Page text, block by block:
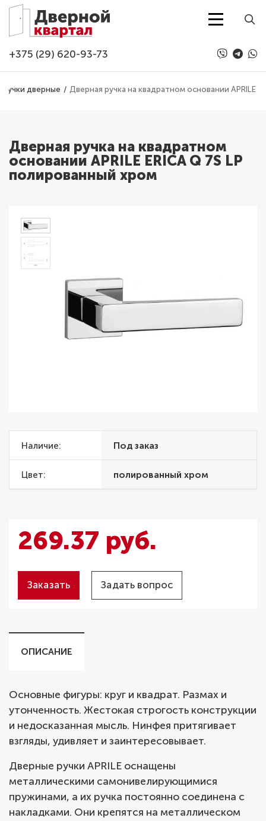
Перейти к основному содержанию
+375 (29) 620-93-73
Ручки дверные Дверная ручка на квадратном основании APRILE
Дверная ручка на квадратном
основании APRILE ERICA Q 7S LP
полированный хром
Наличие Под заказ
Цвет полированный хром
269.37 руб.
Заказать Задать вопрос
ОПИСАНИЕ
Основные фигуры: круг и квадрат. Размах и
утонченность. Жестокая строгость конструкции
и недосказанная мысль. Нинфея притягивает
взгляды, удивляет и заинтересовывает.
Дверные ручки APRILE оснащены
металлическими самонивелирующимися
пружинами, а их ручка постоянно соединена с
накладками. Они крепятся на металлическом